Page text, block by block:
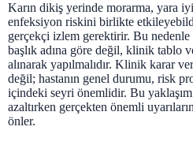
Karın dikiş yerinde morarma, yara
enfeksiyon riskini birlikte
gerçekçi izlem gerektirir. Bu nedenle
başlık adına göre değil, klinik tablo
alınarak yapılmalıdır. Klinik karar
değil; hastanın genel durumu, risk
içindeki seyri önemlidir. Bu yaklaşım
azaltırken gerçekten önemli
önler.